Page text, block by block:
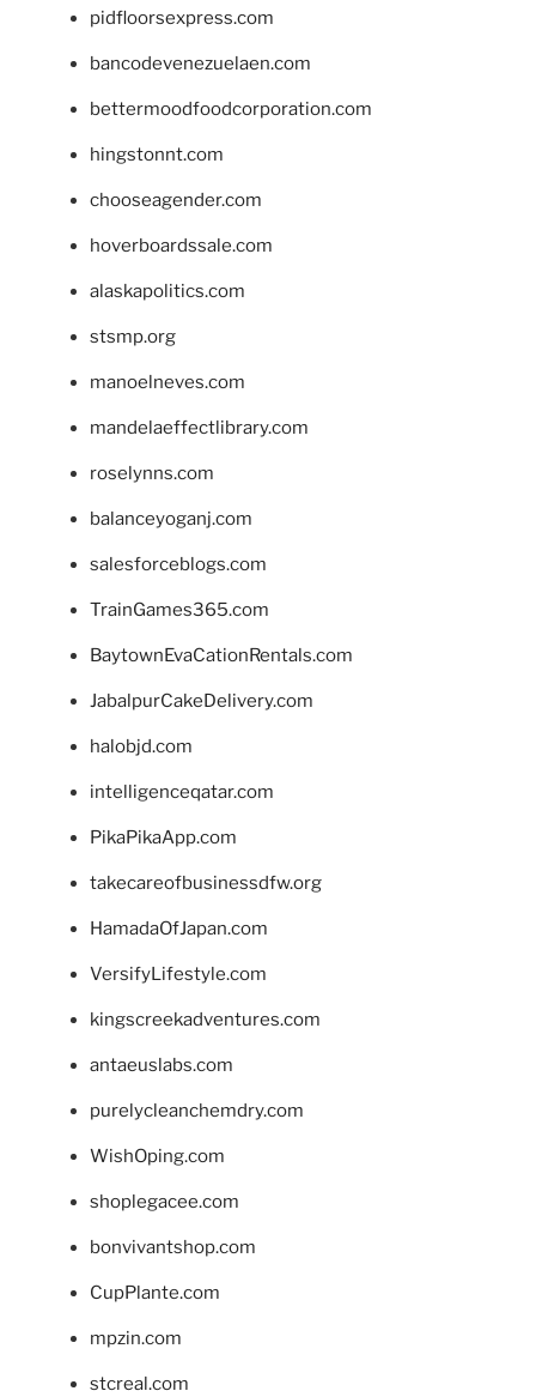
pidfloorsexpress.com
bancodevenezuelaen.com
bettermoodfoodcorporation.com
hingstonnt.com
chooseagender.com
hoverboardssale.com
alaskapolitics.com
stsmp.org
manoelneves.com
mandelaeffectlibrary.com
roselynns.com
balanceyoganj.com
salesforceblogs.com
TrainGames365.com
BaytownEvaCationRentals.com
JabalpurCakeDelivery.com
halobjd.com
intelligenceqatar.com
PikaPikaApp.com
takecareofbusinessdfw.org
HamadaOfJapan.com
VersifyLifestyle.com
kingscreekadventures.com
antaeuslabs.com
purelycleanchemdry.com
WishOping.com
shoplegacee.com
bonvivantshop.com
CupPlante.com
mpzin.com
stcreal.com